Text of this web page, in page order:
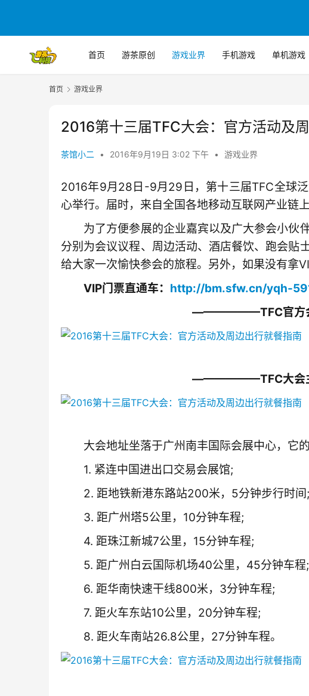
首页 游茶原创 游戏业界 手机游戏 单机游戏
首页 游戏业界
2016第十三届TFC大会：官方活动及
茶馆小二 • 2016年9月19日 3:02 下午 • 游戏业界
2016年9月28日-9月29日，第十三届TFC全球
心举行。届时，来自全国各地移动互联网产业链
为了方便参展的企业嘉宾以及广大参会小伙伴
分别为会议议程、周边活动、酒店餐饮、跑会贴
给大家一次愉快参会的旅程。另外，如果没有拿
VIP门票直通车： http://bm.sfw.cn/yqh-
——————TFC官方
——————TFC大会
大会地址坐落于广州南丰国际会展中心，它的
1. 紧连中国进出口交易会展馆;
2. 距地铁新港东路站200米，5分钟步行时间;
3. 距广州塔5公里，10分钟车程;
4. 距珠江新城7公里，15分钟车程;
5. 距广州白云国际机场40公里，45分钟车程;
6. 距华南快速干线800米，3分钟车程;
7. 距火车东站10公里，20分钟车程;
8. 距火车南站26.8公里，27分钟车程。